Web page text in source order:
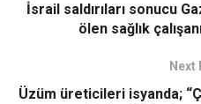
İsrail saldırıları sonucu
ölen sağlık
Next
Üzüm üreticileri isyanda;